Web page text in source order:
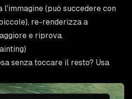
l'immagine (può succedere con
re-renderizza a
e riprova.
senza toccare il resto? Usa